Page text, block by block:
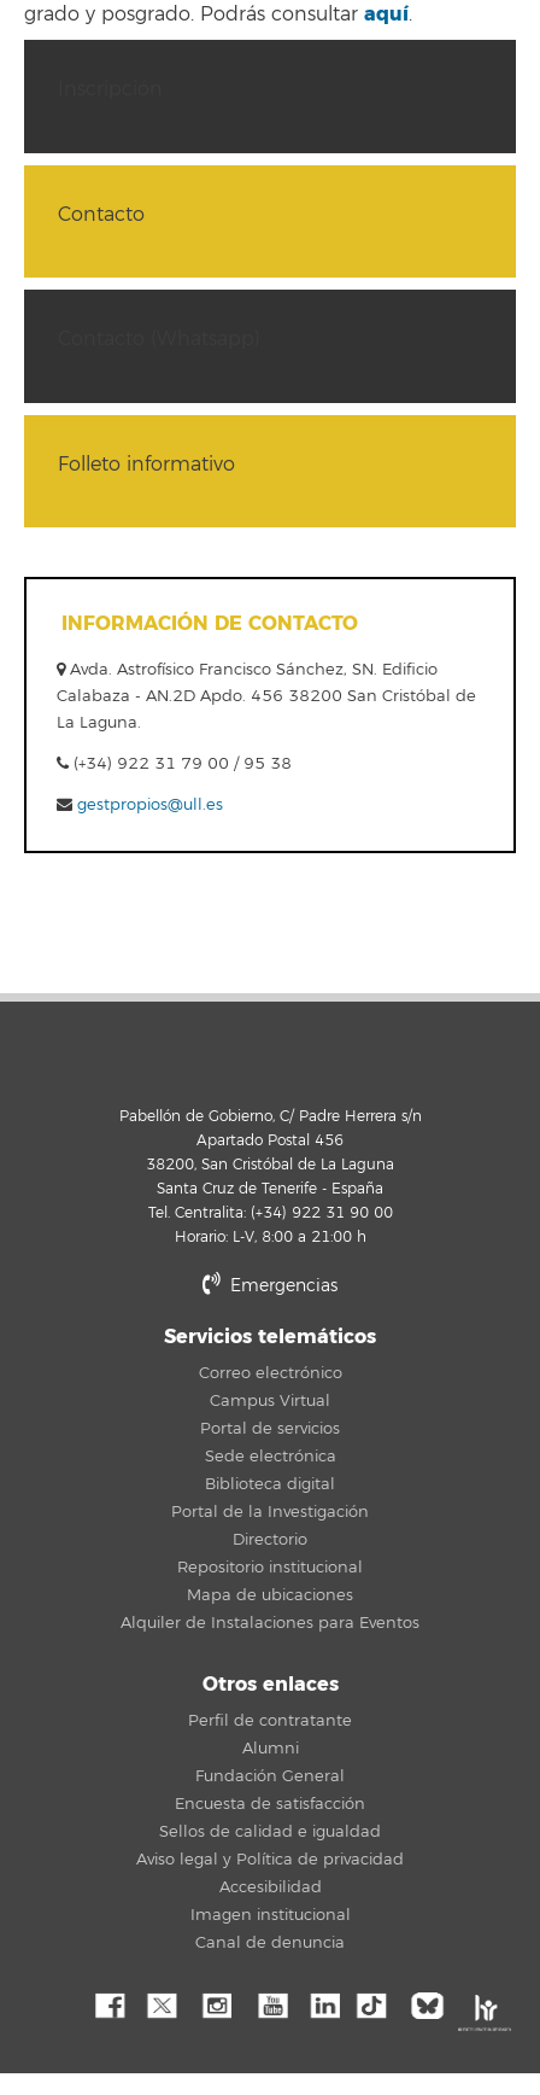
grado y posgrado. Podrás consultar aquí.
Contacto
Folleto informativo
INFORMACIÓN DE CONTACTO
Avda. Astrofísico Francisco Sánchez, SN. Edificio
Calabaza - AN.2D Apdo. 456 38200 San Cristóbal de
La Laguna.
(+34) 922 31 79 00 / 95 38
gestpropios@ull.es
Pabellón de Gobierno, C/ Padre Herrera s/n
Apartado Postal 456
38200, San Cristóbal de La Laguna
Santa Cruz de Tenerife - España
Tel. Centralita: (+34) 922 31 90 00
Horario: L-V, 8:00 a 21:00 h
Emergencias
Servicios telemáticos
Correo electrónico
Campus Virtual
Portal de servicios
Sede electrónica
Biblioteca digital
Portal de la Investigación
Directorio
Repositorio institucional
Mapa de ubicaciones
Alquiler de Instalaciones para Eventos
Otros enlaces
Perfil de contratante
Alumni
Fundación General
Encuesta de satisfacción
Sellos de calidad e igualdad
Aviso legal y Política de privacidad
Accesibilidad
Imagen institucional
Canal de denuncia